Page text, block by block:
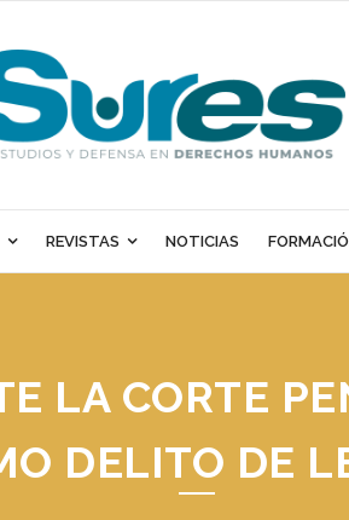
REVISTAS NOTICIAS
LA CORTE
DELITO DE